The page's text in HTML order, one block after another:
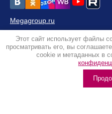
Этот сайт использует файлы
просматривать его, вы
cookie и метаданных в
Megagroup.ru
Политика